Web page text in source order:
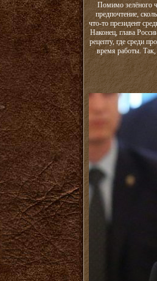
Помимо зелёного
предпочтение,
что-то президент
Наконец, глава
рецепту, где среди
время работы.